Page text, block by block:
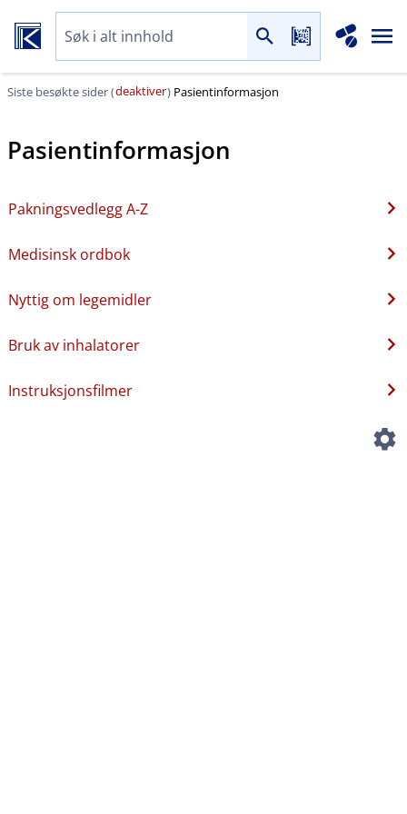
Siste besøkte sider (deaktiver) Pasientinformasjon
Pasientinformasjon
Pakningsvedlegg A-Z
Medisinsk ordbok
Nyttig om legemidler
Bruk av inhalatorer
Instruksjonsfilmer